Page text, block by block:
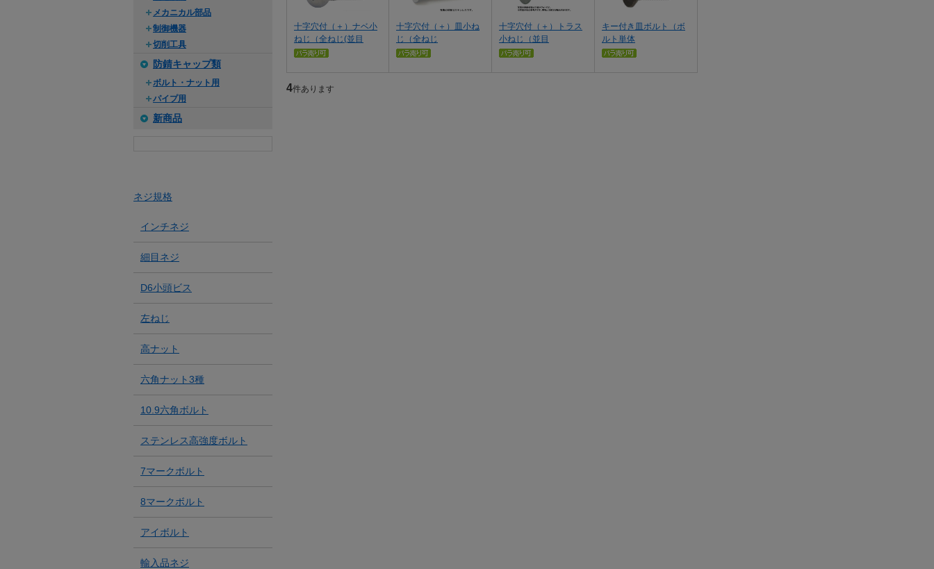
メカニカル部品
制御機器
切削工具
防錆キャップ類
ボルト・ナット用
パイプ用
新商品
ネジ規格
インチネジ
細目ネジ
D6小頭ビス
左ねじ
高ナット
六角ナット3種
10.9六角ボルト
ステンレス高強度ボルト
7マークボルト
8マークボルト
アイボルト
輸入品ネジ
十字穴付（＋）ナベ小
ねじ（全ねじ(並目
十字穴付（＋）皿小ね
じ（全ねじ
十字穴付（＋）トラス
小ねじ（並目
キー付き皿ボルト（ボ
ルト単体
4件あります